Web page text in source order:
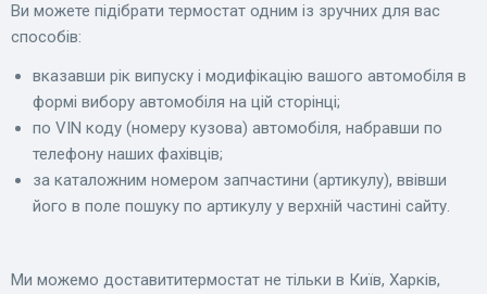
Ви можете підібрати термостат одним із зручних для вас
способів:
вказавши рік випуску і модифікацію вашого автомобіля в
формі вибору автомобіля на цій сторінці;
по VIN коду (номеру кузова) автомобіля, набравши по
телефону наших фахівців;
за каталожним номером запчастини (артикулу), ввівши
його в поле пошуку по артикулу у верхній частині сайту.
Ми можемо доставититермостат не тільки в Київ, Харків,